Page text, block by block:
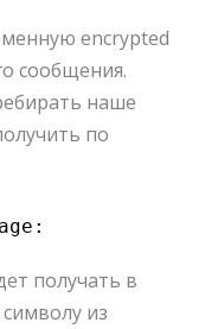
encrypted
сообщения.
наше
по
получать в
из